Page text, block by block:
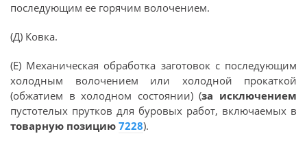
последующим ее горячим волочением.
(Д) Ковка.
(Е) Механическая обработка заготовок с последующим
холодным волочением или холодной прокаткой
(обжатием в холодном состоянии) (за исключением
пустотелых прутков для буровых работ, включаемых в
товарную позицию 7228).